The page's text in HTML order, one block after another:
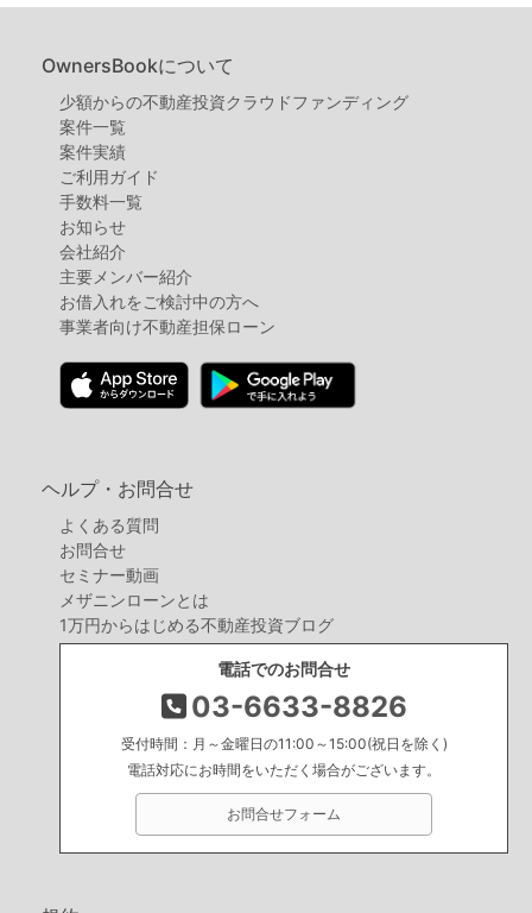
OwnersBookについて
少額からの不動産投資クラウドファンディング
案件⼀覧
案件実績
ご利用ガイド
手数料一覧
お知らせ
会社紹介
主要メンバー紹介
お借入れをご検討中の方へ
事業者向け不動産担保ローン
ヘルプ・お問合せ
よくある質問
お問合せ
セミナー動画
メザニンローンとは
1万円からはじめる不動産投資ブログ
電話でのお問合せ
03-6633-8826
受付時間：月～金曜日の11:00～15:00(祝日を除く)
電話対応にお時間をいただく場合がございます。
お問合せフォーム